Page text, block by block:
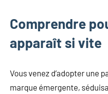
recyclage
dans
l'industrie
événements
clés.
Comprendre
apparaît si vite
Vous venez d’adopter une
marque émergente,